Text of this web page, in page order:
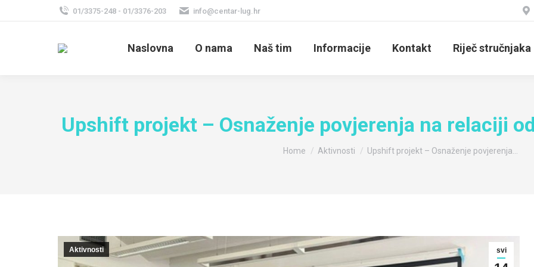
01/3375-248 - 01/3376-203 info@centar-lug.hr
Naslovna O nama Naš tim Informacije Kontakt Riječ stručnjaka
Upshift projekt – Osnaženje povjerenja na relaciji
You are here:
Home Aktivnosti Upshift projekt – Osnaženje povjerenja…
svi
Aktivnosti